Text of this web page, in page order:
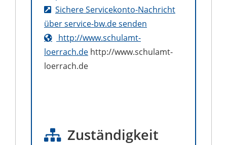
Sichere Servicekonto-Nachricht
über service-bw.de senden
http://www.schulamt-
loerrach.de http://www.schulamt-
loerrach.de
Zuständigkeit